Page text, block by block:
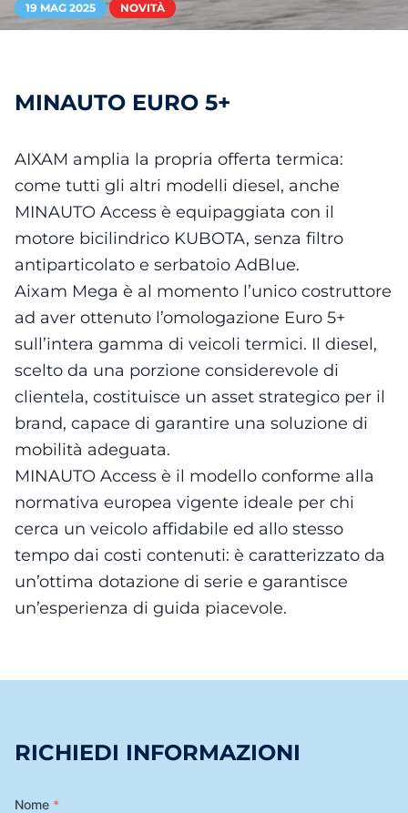
19 MAG 2025 NOVITÀ
MINAUTO EURO 5+
AIXAM amplia la propria offerta termica:
come tutti gli altri modelli diesel, anche
MINAUTO Access è equipaggiata con il
motore bicilindrico KUBOTA, senza filtro
antiparticolato e serbatoio AdBlue.
Aixam Mega è al momento l’unico costruttore
ad aver ottenuto l’omologazione Euro 5+
sull’intera gamma di veicoli termici. Il diesel,
scelto da una porzione considerevole di
clientela, costituisce un asset strategico per il
brand, capace di garantire una soluzione di
mobilità adeguata.
MINAUTO Access è il modello conforme alla
normativa europea vigente ideale per chi
cerca un veicolo affidabile ed allo stesso
tempo dai costi contenuti: è caratterizzato da
un’ottima dotazione di serie e garantisce
un’esperienza di guida piacevole.
RICHIEDI INFORMAZIONI
Nome *